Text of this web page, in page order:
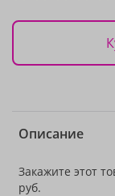
Описание
Закажите этот
руб.